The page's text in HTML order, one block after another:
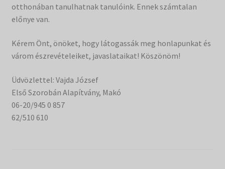
otthonában tanulhatnak tanulóink. Ennek számtalan
előnye van.
Kérem Önt, önöket, hogy látogassák meg honlapunkat és
várom észrevételeiket, javaslataikat! Köszönöm!
Üdvözlettel: Vajda József
Első Szorobán Alapítvány, Makó
06-20/945 0 857
62/510 610